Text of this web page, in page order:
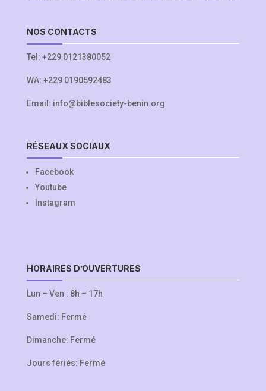
NOS CONTACTS
Tel: +229 0121380052
WA: +229 0190592483
Email: info@biblesociety-benin.org
RÉSEAUX SOCIAUX
Facebook
Youtube
Instagram
HORAIRES D’OUVERTURES
Lun – Ven : 8h – 17h
Samedi: Fermé
Dimanche: Fermé
Jours fériés: Fermé